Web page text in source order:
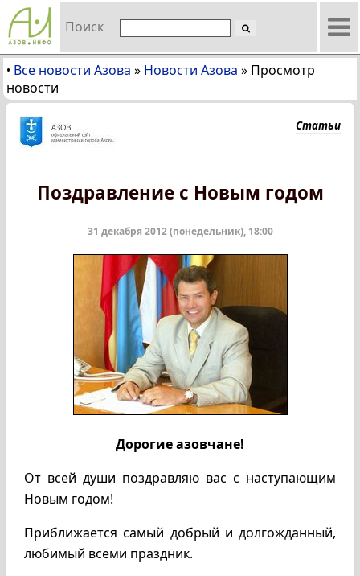
Поиск
• Все новости Азова » Новости Азова » Просмотр
новости
Статьи
Поздравление с Новым годом
31 декабря 2012 (понедельник), 18:00
Дорогие азовчане!
От всей души поздравляю вас с наступающим
Новым годом!
Приближается самый добрый и долгожданный,
любимый всеми праздник.